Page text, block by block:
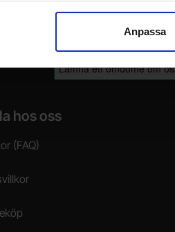
Anpassa
hos oss
(FAQ)